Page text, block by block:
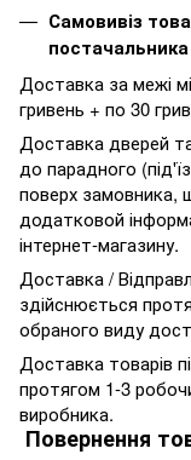
Самовивіз
Доставка за межі
гривень + по 30
Доставка дверей
до парадного
поверх замовника,
додатковой
інтернет-магазину.
Доставка /
здійснюється
обраного виду
Доставка товарів
протягом 1-3
виробника.
Повернення